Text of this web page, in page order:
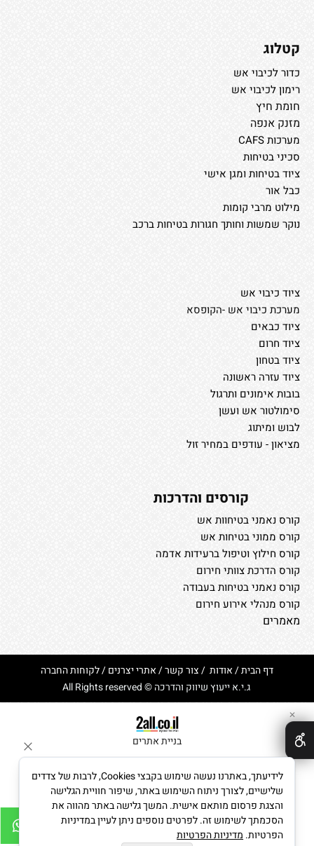
קטלוג
כדור לכיבוי אש
רימון לכיבוי אש
חומת חיץ
מזנק אנפה
מערכות CAFS
סכיני בטיחות
ציוד בטיחות ומגן אישי
כבל אור
מילוט מרבי קומות
נוקר שמשות וחותך חגורות בטיחות ברכב
ציוד כיבוי אש
מערכת כיבוי אש -הקופסא
ציוד כבאים
ציוד חרום
ציוד בטחון
ציוד עזרה ראשונה
בובות אימונים ותרגול
סימולטור אש ועשן
לבוש ומיתוג
מציאון - עודפים במחיר זול
קורסים והדרכות
קורס נאמני בטיחוות אש
קורס ממוני בטיחות אש
קורס חילוץ וטיפול ברעידות אדמה
קורס הדרכת צוותי חירום
קורס נאמני בטיחות בעבודה
קורס מנהלי אירוע חירום
מאמרים
דף הבית/אודות /צור קשר/אתרי יצרנים/לקוחות החברה
ג.י.א ייעוץ שיווק והדרכה © All Rights reserved
בניית אתרים
✕
לידיעתך, באתרנו נעשה שימוש בקבצי Cookies, לרבות של צדדים
שלישיים, לצורך ניתוח השימוש באתר, שיפור חוויית הגלישה
והצגת פרסום מותאם אישית. המשך גלישה באתר מהווה את
הסכמתך לשימוש זה. לפרטים נוספים ניתן לעיין במדיניות
הפרטיות. מדיניות הפרטיות